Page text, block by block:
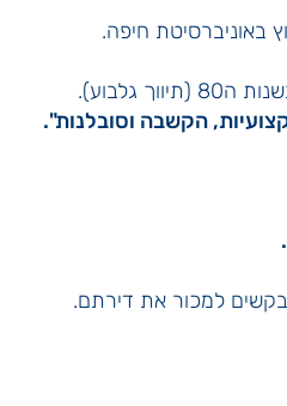
באוניברסיטת חיפה.
הקשבה וסובלנות".
למכור את דירתם.